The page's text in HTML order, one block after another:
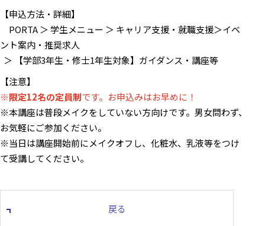
【申込方法・詳細】
PORTA ＞ 学生メニュー ＞ キャリア支援・就職支援＞イベ
ント案内・推奨求人
＞ 【学部3年生・修士1年生対象】ガイダンス・講座等
【注意】
※限定12名の定員制です。お申込みはお早めに！
※本講座は普段メイクをしていない方向けです。男女問わず、
お気軽にご参加ください。
※当日は講座開始前にメイクオフし、化粧水、乳液等をつけ
て受講してください。
戻る